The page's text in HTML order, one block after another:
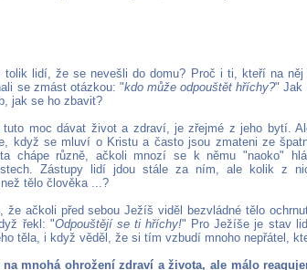
tolik lidí, že se nevešli do domu? Proč i ti, kteří na
se zmást otázkou: "kdo může odpouštět hříchy?" Jak
jak se ho zbavit?
moc dávat život a zdraví, je zřejmé z jeho bytí.
když se mluví o Kristu a často jsou zmateni ze
chápe různě, ačkoli mnozí se k němu "naoko"
Zástupy lidí jdou stále za ním, ale kolik z
tělo člověka ...?
ačkoli před sebou Ježíš viděl bezvládné tělo
řekl: "Odpouštějí se ti hříchy!" Pro Ježíše je stav
těla, i když věděl, že si tím vzbudí mnoho nepřátel,
na mnohá ohrožení zdraví a života, ale málo